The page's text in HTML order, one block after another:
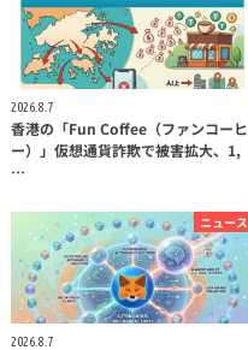
2026.8.7
香港の「Fun Coffee（ファンコーヒ
ー）」仮想通貨詐欺で被害拡大、1,
…
ニュース
2026.8.7